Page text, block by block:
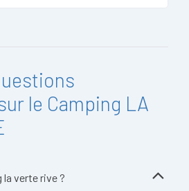
le Camping LA
la verte rive ?